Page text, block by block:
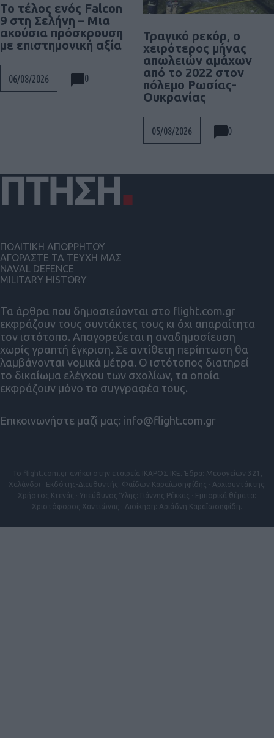
Το τέλος ενός Falcon
9 στη Σελήνη – Μια
ακούσια πρόσκρουση
με επιστημονική αξία
06/08/2026 0
Τραγικό ρεκόρ, ο
χειρότερος μήνας
απωλειών αμάχων
από το 2022 στον
πόλεμο Ρωσίας-
Ουκρανίας
05/08/2026 0
Τα άρθρα που δημοσιεύονται στο flight.com.gr
εκφράζουν τους συντάκτες τους κι όχι απαραίτητα
τον ιστότοπο. Απαγορεύεται η αναδημοσίευση
χωρίς γραπτή έγκριση. Σε αντίθετη περίπτωση θα
λαμβάνονται νομικά μέτρα. Ο ιστότοπος διατηρεί
το δικαίωμα ελέγχου των σχολίων, τα οποία
εκφράζουν μόνο το συγγραφέα τους.
Επικοινωνήστε μαζί μας: info@flight.com.gr
ΠΟΛΙΤΙΚΗ ΑΠΟΡΡΗΤΟΥ
ΑΓΟΡΑΣΤΕ ΤΑ ΤΕΥΧΗ ΜΑΣ
NAVAL DEFENCE
MILITARY HISTORY
Το flight.com.gr ανήκει στην εταιρεία ΙΚΑΡΟΣ ΙΚΕ. Έδρα: Μεσογείων 321,
Χαλάνδρι · Εκδότης-Διευθυντής: Φαίδων Καραϊωσηφίδης · Αρχισυντάκτης:
Χρήστος Κτενάς · Υπεύθυνος Ύλης: Γιάννης Ρέκκας · Εμπορικά θέματα:
Χριστόφορος Χαντιώνας · Διοίκηση: Αριάδνη Καραϊωσηφίδη.